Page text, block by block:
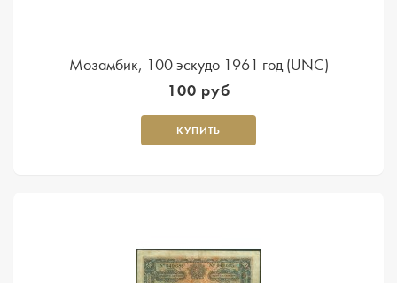
Мозамбик, 100 эскудо 1961 год (UNC)
100 руб
КУПИТЬ